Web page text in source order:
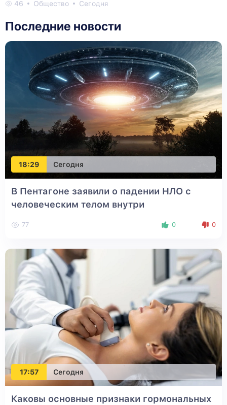
46 Общество Сегодня
Последние новости
18:29 Сегодня
В Пентагоне заявили о падении НЛО с
человеческим телом внутри
77 0 0
17:57 Сегодня
Каковы основные признаки гормональных